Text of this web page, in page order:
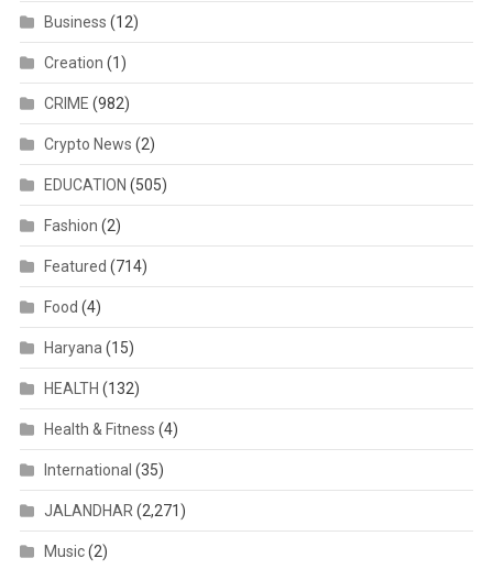
Business (12)
Creation (1)
CRIME (982)
Crypto News (2)
EDUCATION (505)
Fashion (2)
Featured (714)
Food (4)
Haryana(15)
HEALTH (132)
Health & Fitness (4)
International (35)
JALANDHAR(2,271)
Music(2)